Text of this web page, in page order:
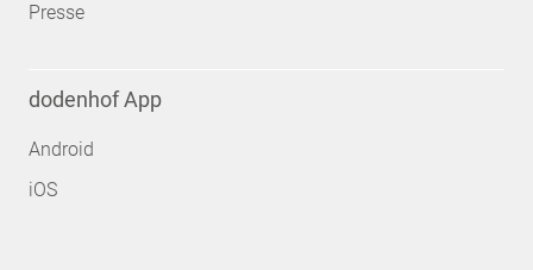
Presse
dodenhof App
Android
iOS